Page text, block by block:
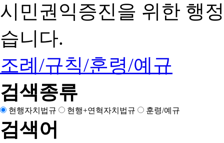
시민권익증진을 위한 행
습니다.
조례/규칙/훈령/예규
검색종류
현행자치법규 현행+연혁자치법규 훈령/예규
검색어